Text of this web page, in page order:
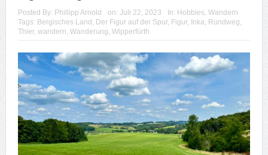
Posted By: Phillipp Arnold on: Juli 22, 2023 In: Hobbies, Wandern
Tags: Bergisches Land Der Figur auf der Spur, Figur, Inka Rundweg
Thier, wandern Wanderung Wipperfürth